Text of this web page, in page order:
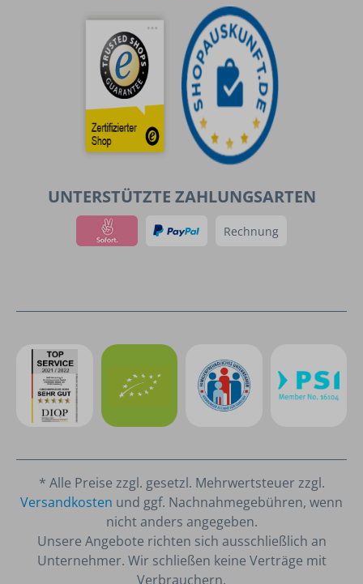
UNTERSTÜTZTE ZAHLUNGSARTEN
Rechnung
* Alle Preise zzgl. gesetzl. Mehrwertsteuer zzgl.
Versandkosten und ggf. Nachnahmegebühren, wenn
nicht anders angegeben.
Unsere Angebote richten sich ausschließlich an
Unternehmer. Wir schließen keine Verträge mit
Verbrauchern.